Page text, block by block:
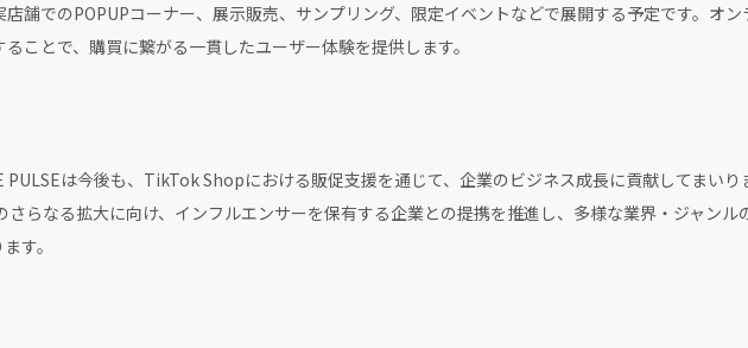
店舗でのPOPUPコーナー、展示販売、サンプリング、限定イベントなどで展開する予定です。オ
ことで、購買に繋がる一貫したユーザー体験を提供します。
PULSEは今後も、TikTok Shopにおける販促支援を通じて、企業のビジネス成長に貢献してまい
らなる拡大に向け、インフルエンサーを保有する企業との提携を推進し、多様な業界・ジャンル
す。